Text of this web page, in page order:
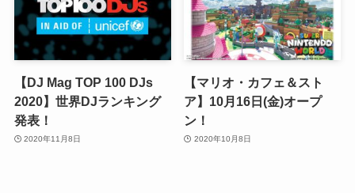
【DJ Mag TOP 100 DJs
2020】世界DJランキング
発表！
2020年11月8日
【マリオ・カフェ＆スト
ア】10月16日(金)オープ
ン！
2020年10月8日